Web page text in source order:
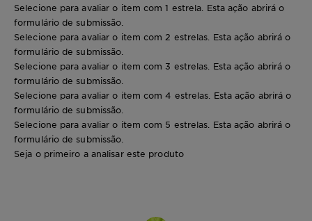
Selecione para avaliar o item com 1 estrela. Esta ação abrirá o
formulário de submissão.
Selecione para avaliar o item com 2 estrelas. Esta ação abrirá o
formulário de submissão.
Selecione para avaliar o item com 3 estrelas. Esta ação abrirá o
formulário de submissão.
Selecione para avaliar o item com 4 estrelas. Esta ação abrirá o
formulário de submissão.
Selecione para avaliar o item com 5 estrelas. Esta ação abrirá o
formulário de submissão.
Seja o primeiro a analisar este produto